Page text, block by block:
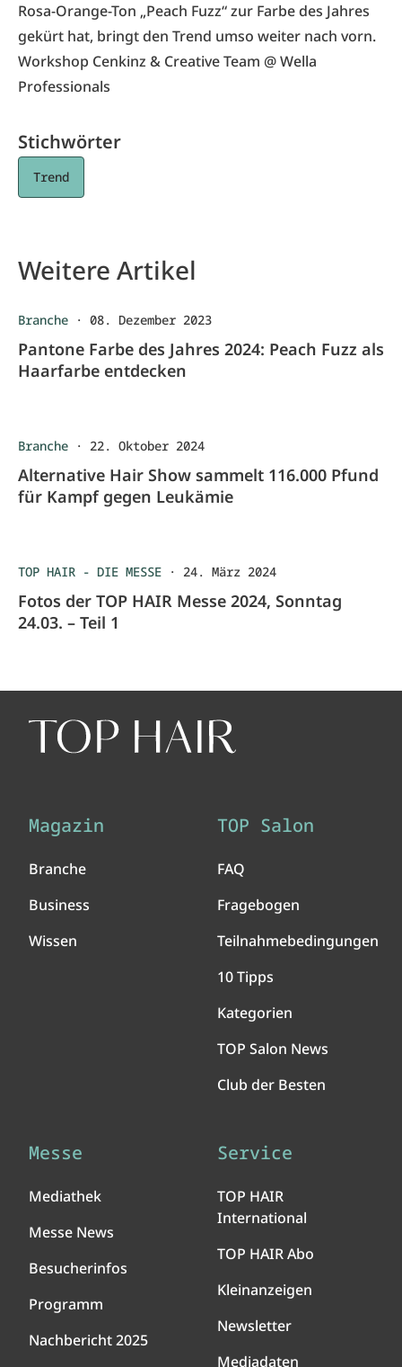
Rosa-Orange-Ton „Peach Fuzz“ zur Farbe des Jahres
gekürt hat, bringt den Trend umso weiter nach vorn.
Workshop Cenkinz & Creative Team @ Wella
Professionals
Stichwörter
Trend
Weitere Artikel
Branche · 08. Dezember 2023
Pantone Farbe des Jahres 2024: Peach Fuzz als
Haarfarbe entdecken
Branche · 22. Oktober 2024
Alternative Hair Show sammelt 116.000 Pfund
für Kampf gegen Leukämie
TOP HAIR - DIE MESSE · 24. März 2024
Fotos der TOP HAIR Messe 2024, Sonntag
24.03. – Teil 1
Magazin
Branche
Business
Wissen
TOP Salon
FAQ
Fragebogen
Teilnahmebedingungen
10 Tipps
Kategorien
TOP Salon News
Club der Besten
Messe
Mediathek
Messe News
Besucherinfos
Programm
Nachbericht 2025
Service
TOP HAIR
International
TOP HAIR Abo
Kleinanzeigen
Newsletter
Mediadaten